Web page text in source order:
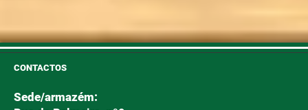
CONTACTOS
Sede/armazém: